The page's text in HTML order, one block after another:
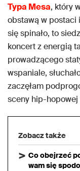
Typa Mesa, który
obstawą w postaci
się spinało, to
koncert z energią
prowadzącego
wspaniale,
zaczęłam
sceny hip-hopowej
Zobacz także
Co obejrzeć
wam się